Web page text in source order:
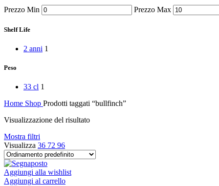
Prodotti da forno
Semi
Sughi pronti e passate
Tisane
Zuppe secche e pronte
Prezzo Min Prezzo Max
Shelf Life
2 anni 1
Peso
33 cl 1
Home Shop Prodotti taggati “bullfinch”
Visualizzazione del risultato
Mostra filtri
Visualizza 36 72 96
Aggiungi alla wishlist
Aggiungi al carrello